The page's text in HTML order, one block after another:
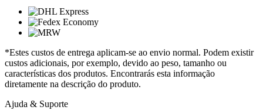
*Estes custos de entrega aplicam-se ao envio normal. Podem existir
custos adicionais, por exemplo, devido ao peso, tamanho ou
características dos produtos. Encontrarás esta informação
diretamente na descrição do produto.
Ajuda & Suporte